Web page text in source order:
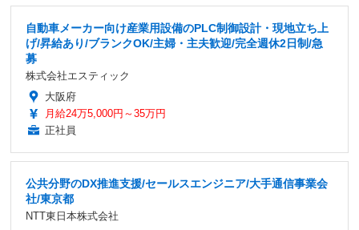
自動車メーカー向け産業用設備のPLC制御設計・現地立ち上
げ/昇給あり/ブランクOK/主婦・主夫歓迎/完全週休2日制/急
募
株式会社エスティック
大阪府
月給24万5,000円～35万円
正社員
公共分野のDX推進支援/セールスエンジニア/大手通信事業会
社/東京都
NTT東日本株式会社